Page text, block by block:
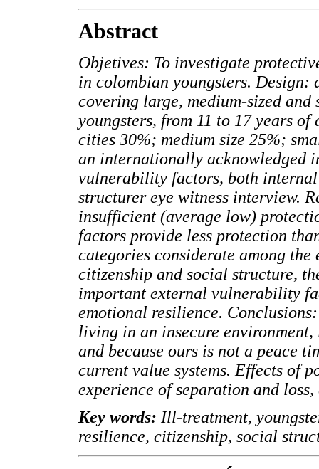
Abstract
Objetives: To investigate
in colombian youngsters.
covering large, medium-sized
youngsters, from 11 to 17 years
cities 30%; medium size 25%;
an internationally acknowledged
vulnerability factors, both
structurer eye witness interview.
insufficient (average low)
factors provide less protection
categories considerate among
citizenship and social structure,
important external vulnerability
emotional resilience.
living in an insecure
and because ours is not a peace
current value systems. Effects of
experience of separation and
Key words: Ill-treatment,
resilience, citizenship, social